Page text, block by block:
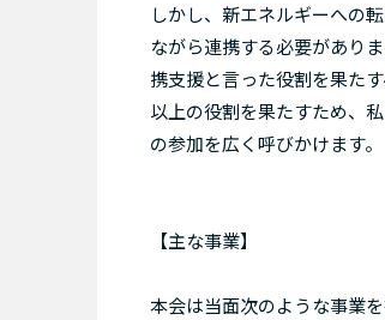
しかし、新エネルギーへの
ながら連携する必要があり
携支援と言った役割を果たす
以上の役割を果たすため、
の参加を広く呼びかけます。
【主な事業】
本会は当面次のような事業